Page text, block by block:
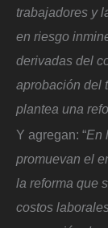
trabajadores y
en riesgo
derivadas del
aprobación del
plantea una
Y agregan: “En
promuevan el
la reforma que
costos